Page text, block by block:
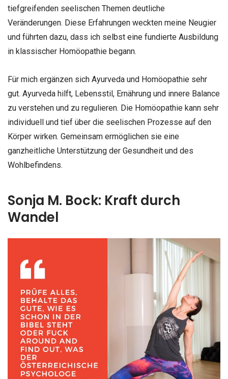
tiefgreifenden seelischen Themen deutliche
Veränderungen. Diese Erfahrungen weckten meine Neugier
und führten dazu, dass ich selbst eine fundierte Ausbildung
in klassischer Homöopathie begann.
Für mich ergänzen sich Ayurveda und Homöopathie sehr
gut. Ayurveda hilft, Lebensstil, Ernährung und innere Balance
zu verstehen und zu regulieren. Die Homöopathie kann sehr
individuell und tief über die seelischen Prozesse auf den
Körper wirken. Gemeinsam ermöglichen sie eine
ganzheitliche Unterstützung der Gesundheit und des
Wohlbefindens.
Sonja M. Bock: Kraft durch
Wandel